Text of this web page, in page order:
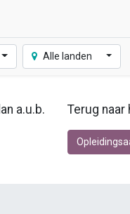
Alle landen
a.u.b.
Terug